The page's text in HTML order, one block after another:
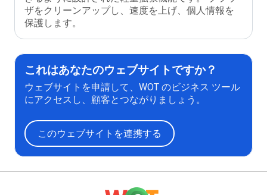
ザをクリーンアップし、速度を上げ、個人情報を
保護します。
これはあなたのウェブサイトですか？
ウェブサイトを申請して、WOT のビジネス ツール
にアクセスし、顧客とつながりましょう。
このウェブサイトを連携する